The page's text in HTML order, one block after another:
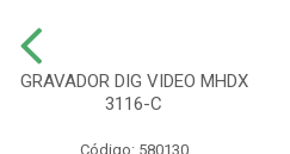
GRAVADOR DIG VIDEO MHDX
3116-C
Código: 580130